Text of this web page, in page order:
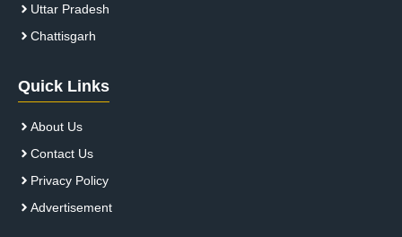
Uttar Pradesh
Chattisgarh
Quick Links
About Us
Contact Us
Privacy Policy
Advertisement